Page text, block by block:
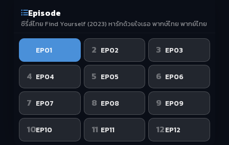
Episode
ซีรี่ส์ไทย Find Yourself (2023) หารักด้วยใจเธอ พากษ์ไทย พากย์ไทย
EP01 2 EP02 3 EP03
4 EP04 5 EP05 6 EP06
7 EP07 8 EP08 9 EP09
10EP10 11 EP11 12EP12